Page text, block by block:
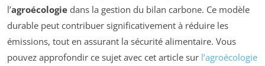
l’agroécologie dans la gestion du bilan carbone. Ce modèle
durable peut contribuer significativement à réduire les
émissions, tout en assurant la sécurité alimentaire. Vous
pouvez approfondir ce sujet avec cet article sur l’agroécologie